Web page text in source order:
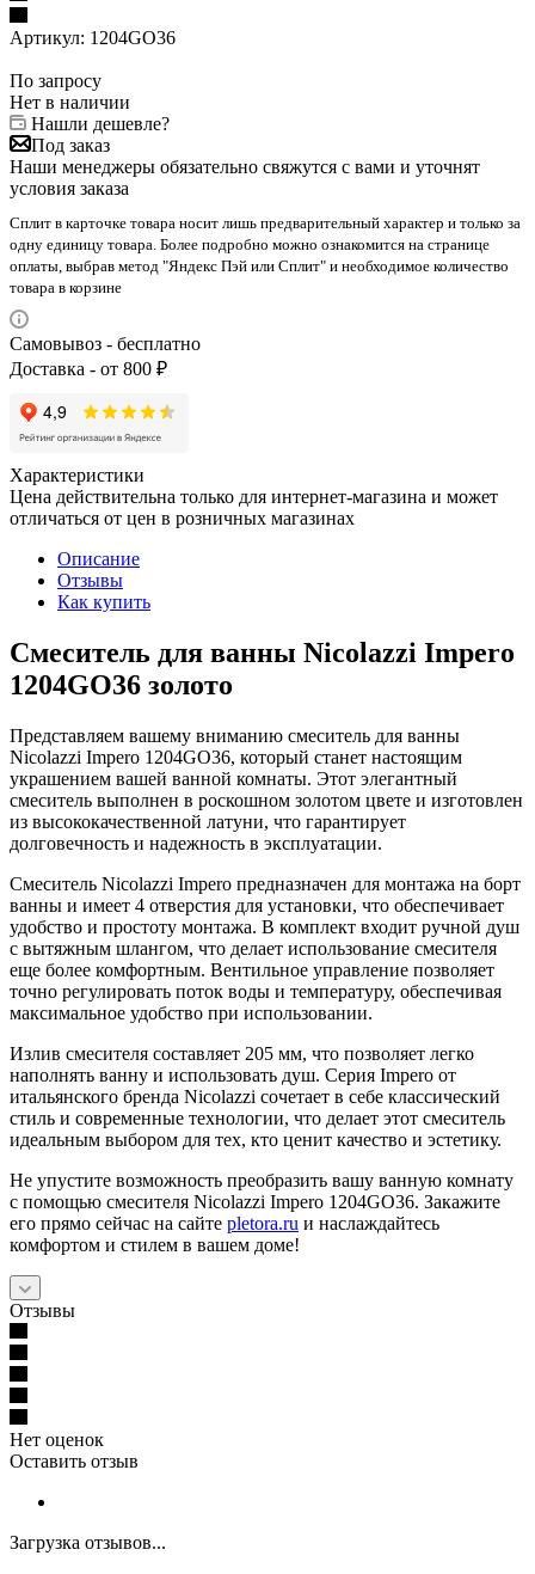
Артикул: 1204GO36
По запросу
Нет в наличии
Нашли дешевле?
Под заказ
Наши менеджеры обязательно свяжутся с вами и уточнят
условия заказа
Сплит в карточке товара носит лишь предварительный характер и только за
одну единицу товара. Более подробно можно ознакомится на странице
оплаты, выбрав метод "Яндекс Пэй или Сплит" и необходимое количество
товара в корзине
Самовывоз - бесплатно
Доставка - от 800 ₽
Характеристики
Цена действительна только для интернет-магазина и может
отличаться от цен в розничных магазинах
Описание
Отзывы
Как купить
Смеситель для ванны Nicolazzi Impero
1204GO36 золото
Представляем вашему вниманию смеситель для ванны
Nicolazzi Impero 1204GO36, который станет настоящим
украшением вашей ванной комнаты. Этот элегантный
смеситель выполнен в роскошном золотом цвете и изготовлен
из высококачественной латуни, что гарантирует
долговечность и надежность в эксплуатации.
Смеситель Nicolazzi Impero предназначен для монтажа на борт
ванны и имеет 4 отверстия для установки, что обеспечивает
удобство и простоту монтажа. В комплект входит ручной душ
с вытяжным шлангом, что делает использование смесителя
еще более комфортным. Вентильное управление позволяет
точно регулировать поток воды и температуру, обеспечивая
максимальное удобство при использовании.
Излив смесителя составляет 205 мм, что позволяет легко
наполнять ванну и использовать душ. Серия Impero от
итальянского бренда Nicolazzi сочетает в себе классический
стиль и современные технологии, что делает этот смеситель
идеальным выбором для тех, кто ценит качество и эстетику.
Не упустите возможность преобразить вашу ванную комнату
с помощью смесителя Nicolazzi Impero 1204GO36. Закажите
его прямо сейчас на сайте pletora.ru и наслаждайтесь
комфортом и стилем в вашем доме!
Отзывы
Нет оценок
Оставить отзыв
Загрузка отзывов...